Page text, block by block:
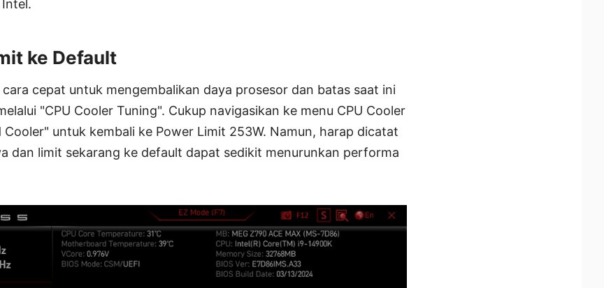
ke Default
cara cepat untuk mengembalikan daya prosesor dan batas saat ini
"CPU Cooler Tuning". Cukup navigasikan ke menu CPU Cooler
untuk kembali ke Power Limit 253W. Namun, harap dicatat
dan limit sekarang ke default dapat sedikit menurunkan performa